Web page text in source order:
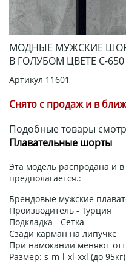
МОДНЫЕ МУЖСКИЕ
В ГОЛУБОМ ЦВЕТЕ С-650
Артикул 11601
Снято с продаж и в
Подобные товары
Плавательные шорты
Эта модель распродана и
предполагается.:
Брендовые мужские
Производитель - Турция
Подкладка - Сетка
Сзади карман на липучке
При намокании меняют
Размер: s-m-l-xl-xxl (до 95кг)